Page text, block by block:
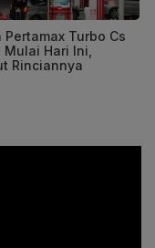
Pertamax Turbo Cs
Mulai Hari Ini,
Rinciannya